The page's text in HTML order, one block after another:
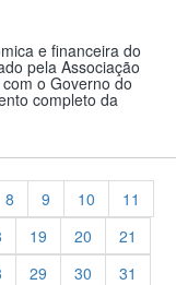
e financeira do
pela Associação
o Governo do
completo da
8 9 10
11
19 20
21
29 30
31